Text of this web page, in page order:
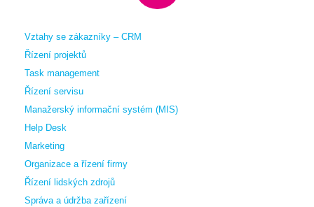
Vztahy se zákazníky – CRM
Řízení projektů
Task management
Řízení servisu
Manažerský informační systém (MIS)
Help Desk
Marketing
Organizace a řízení firmy
Řízení lidských zdrojů
Správa a údržba zařízení